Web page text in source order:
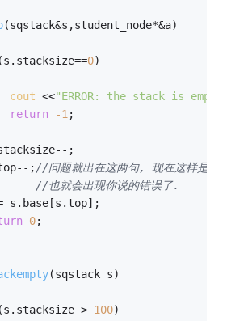
(sqstack&s,student_node*&a)
(s.stacksize==0)
cout <<"ERROR: the stack is empty!"
return
-1;
;
;
//问题就出在这两句, 现在这样是正
//也就会出现你说的错误了.
s.base[s.top];
0;
(sqstack s)
(s.stacksize > 100)